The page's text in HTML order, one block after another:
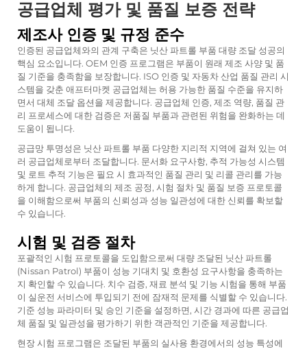
공급업체 평가 및 품질 보증 전략
제조사 인증 및 규정 준수
인증된 공급업체와의 관계 구축은 닛산 파트롤 부품 대량 조달 성공의
핵심 요소입니다. OEM 인증 프로그램은 부품이 원래 제조 사양 및 품
질 기준을 충족함을 보장합니다. ISO 인증 및 자동차 산업 품질 관리 시
스템을 갖춘 애프터마켓 공급업체는 허용 가능한 품질 수준을 유지하
면서 대체 조달 옵션을 제공합니다. 공급업체 인증, 제조 역량, 품질 관
리 프로세스에 대한 검증은 저품질 부품과 관련된 위험을 완화하는 데
도움이 됩니다.
공급망 투명성은 닛산 파트롤 부품 다양한 지리적 지역에 걸쳐 있는 여
러 공급업체로부터 조달합니다. 문서화 요구사항, 추적 가능성 시스템
및 로트 추적 기능은 필요 시 효과적인 품질 관리 및 리콜 관리를 가능
하게 합니다. 공급업체의 제조 공정, 시험 절차 및 품질 보증 프로토콜
을 이해함으로써 부품의 신뢰성과 성능 일관성에 대한 신뢰를 확보할
수 있습니다.
시험 및 검증 절차
포괄적인 시험 프로토콜을 도입함으로써 대량 조달된 닛산 파트롤
(Nissan Patrol) 부품이 성능 기대치 및 호환성 요구사항을 충족하는
지 확인할 수 있습니다. 치수 검증, 재료 분석 및 기능 시험을 통해 부품
이 실운전 서비스에 투입되기 전에 잠재적 문제를 식별할 수 있습니다.
기준 성능 파라미터 및 승인 기준을 설정하면, 시간 경과에 따른 공급업
체 품질 및 일관성을 평가하기 위한 객관적인 기준을 제공합니다.
현장 시험 프로그램은 조달된 부품의 실사용 환경에서의 성능 특성에